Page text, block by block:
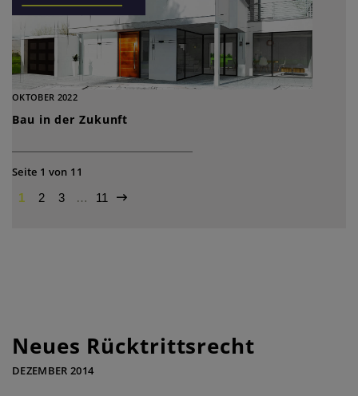
Neues Rücktrittsrecht
DEZEMBER 2014
OKTOBER 2022
Bau in der Zukunft
Seite 1 von 11
1 2 3 … 11 